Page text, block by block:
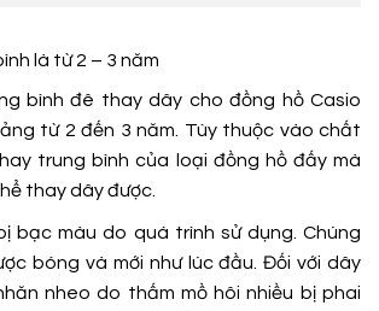
là từ 2 – 3 năm
bình đê thay dây cho đồng hồ Casio
từ 2 đến 3 năm. Tùy thuộc vào chất
trung bình của loại đồng hồ đấy mà
thay dây được.
bạc màu do quá trình sử dụng. Chúng
bóng và mới như lúc đầu. Đối với dây
nheo do thấm mồ hôi nhiều bị phai